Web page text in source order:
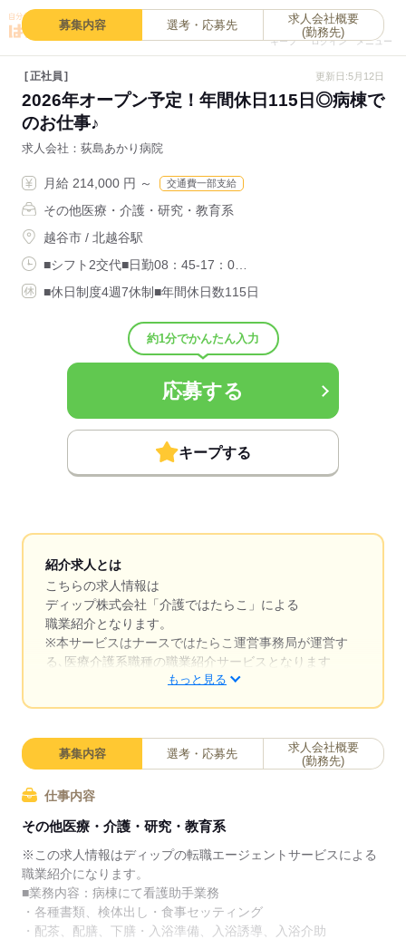
キープ
0
ログイン メニュー
募集内容 選考・応募先
求人会社概要
(勤務先)
正社員 更新日:5月12日
2026年オープン予定！年間休日115日◎病棟で
のお仕事♪
求人会社 荻島あかり病院
月給 214,000 円 ～ 交通費一部支給
その他医療・介護・研究・教育系
越谷市 / 北越谷駅
■シフト2交代■日勤08：45-17：0…
■休日制度4週7休制■年間休日数115日
約1分でかんたん入力
応募する
キープする
紹介求人とは
こちらの求人情報は
ディップ株式会社「介護ではたらこ」による
職業紹介となります。
※本サービスはナースではたらこ運営事務局が運営す
る､医療介護系職種の職業紹介サービスとなります
★職業紹介とは？
リアアドバイザーが入職まで無料でサポートいたしま
★ご利用メリット
日本最大級の求人情報の中からぴったりな求人をご紹
介｡
履歴書作成のアドバイスや面接日の調整だけでなく、
お給料、お休み、入職時期の交渉もサポートします。
もっと見る
募集内容 選考・応募先
求人会社概要
(勤務先)
仕事内容
その他医療・介護・研究・教育系
※この求人情報はディップの転職エージェントサービスによる
職業紹介になります。
■業務内容：病棟にて看護助手業務
・各種書類、検体出し・食事セッティング
・配茶、配膳、下膳・入浴準備、入浴誘導、入浴介助